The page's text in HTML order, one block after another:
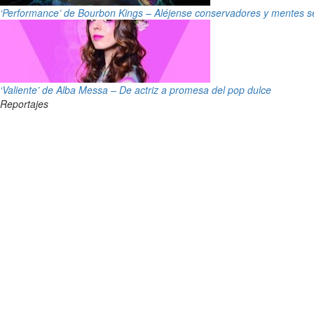
‘Performance’ de Bourbon Kings – Aléjense conservadores y mentes
‘Valiente’ de Alba Messa – De actriz a promesa del pop dulce
Reportajes